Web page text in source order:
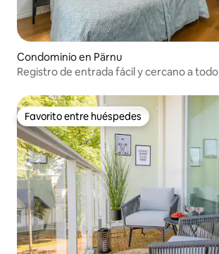
Condominio en Pärnu
Registro de entrada fácil y cercano a todo
Favorito entre huéspedes
Favorito entre huéspedes